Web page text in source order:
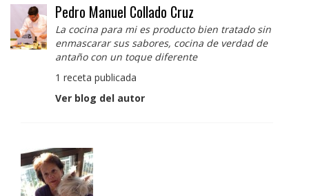
Pedro Manuel Collado Cruz
La cocina para mi es producto bien tratado sin
enmascarar sus sabores, cocina de verdad de
antaño con un toque diferente
1 receta publicada
Ver blog del autor